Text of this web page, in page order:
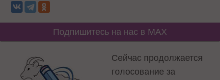
Подпишитесь на нас в MAX
Сейчас продолжается
голосование за